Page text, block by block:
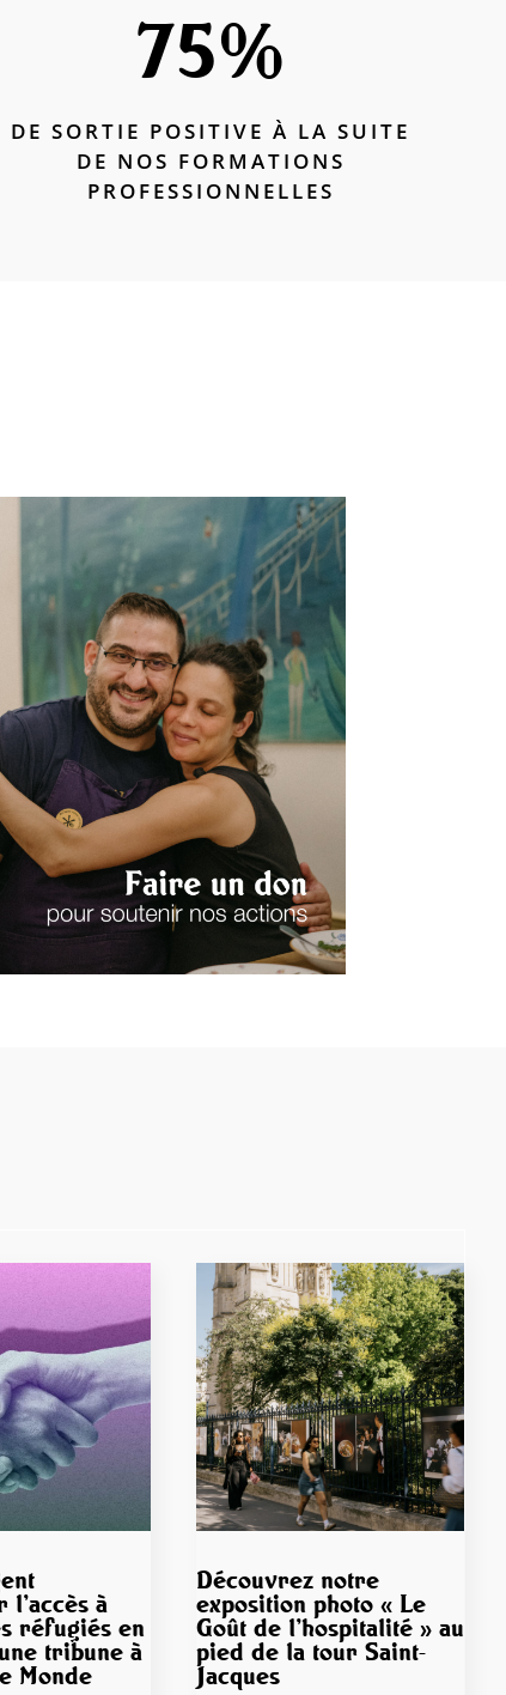
75%
DE SORTIE POSITIVE À LA SUITE
DE NOS FORMATIONS
PROFESSIONNELLES
l’accès à
réfugiés en
tribune à
Monde
Découvrez notre
exposition photo « Le
Goût de l’hospitalité » au
pied de la tour Saint-
Jacques